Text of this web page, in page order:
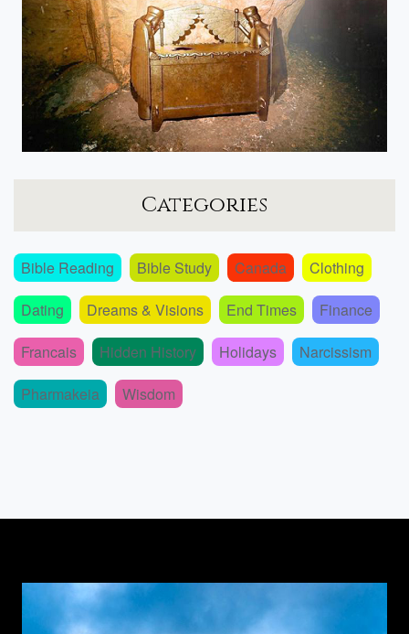
Categories
Bible Reading Bible Study Canada
Clothing
Dating
Dreams & Visions End Times
Finance
Francais
Hidden History Holidays
Narcissism
Pharmakeia
Wisdom